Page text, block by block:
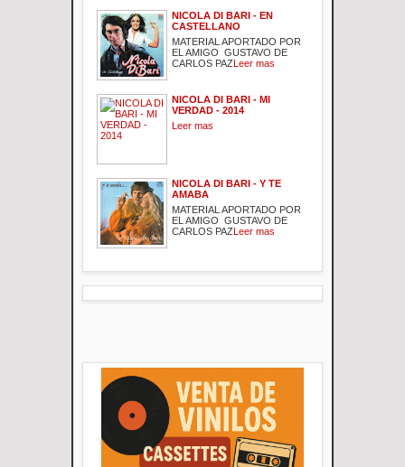
NICOLA DI BARI - EN
CASTELLANO
MATERIAL APORTADO POR
EL AMIGO GUSTAVO DE
CARLOS PAZLeer mas
NICOLA DI BARI - MI
VERDAD - 2014
Leer mas
NICOLA DI BARI - Y TE
AMABA
MATERIAL APORTADO POR
EL AMIGO GUSTAVO DE
CARLOS PAZLeer mas